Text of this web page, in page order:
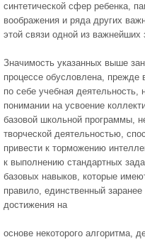
синтетической сфер ребенка,
воображения и ряда других
этой связи одной из важнейших
Значимость указанных выше
процессе обусловлена, прежде
по себе учебная деятельность,
понимании на усвоение
базовой школьной программы,
творческой деятельностью,
привести к торможению
к выполнению стандартных
базовых навыков, которые
правило, единственный
достижения на
основе некоторого алгоритма,